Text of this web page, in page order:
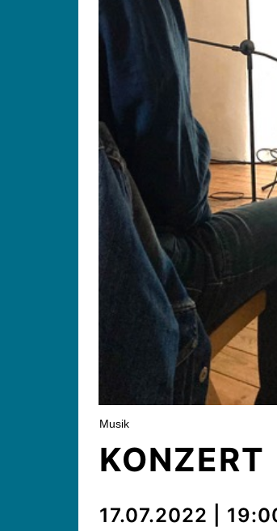
Musik
17.07.2022 |